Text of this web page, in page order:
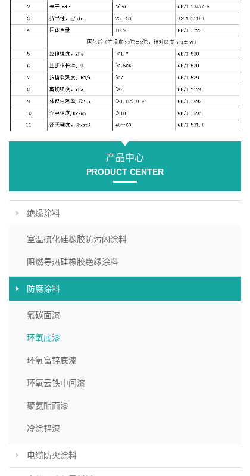
产品中心
PRODUCT CENTER
绝缘涂料
室温硫化硅橡胶防污闪涂料
阻燃导热硅橡胶绝缘涂料
防腐涂料
氟碳面漆
环氧底漆
环氧富锌底漆
环氧云铁中间漆
聚氨酯面漆
冷涂锌漆
电缆防火涂料